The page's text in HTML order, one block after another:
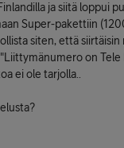
ja siitä loppui
Super-pakettiin
siten, että
on Tele
ei ole tarjolla..